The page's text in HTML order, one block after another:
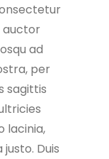
auctor
ad
per
sagittis
lacinia,
Duis